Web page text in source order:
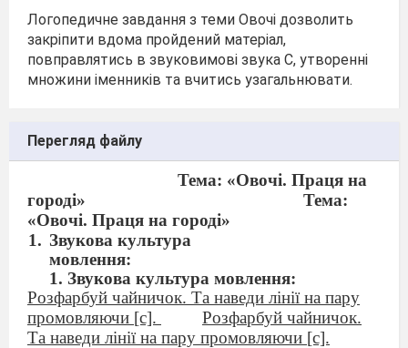
Логопедичне завдання з теми Овочі дозволить
закріпити вдома пройдений матеріал,
повправлятись в звуковимові звука С, утворенні
множини іменників та вчитись узагальнювати.
Перегляд файлу
Тема: «Овочі. Праця на
городі»
Тема:
«Овочі. Праця на городі»
Звукова культура
мовлення:
1. Звукова культура мовлення:
Розфарбуй чайничок. Та наведи лінії на пару
промовляючи [с].
Розфарбуй чайничок.
Та наведи лінії на пару промовляючи [с].